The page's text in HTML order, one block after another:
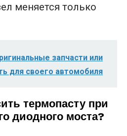
меняется только
запчасти или
для своего автомобиля
термопасту при
диодного моста?